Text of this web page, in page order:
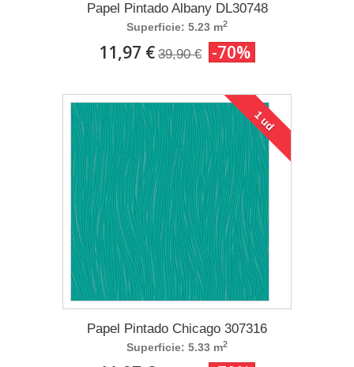
Papel Pintado Albany DL30748
Superficie: 5.23 m2
11,97 € 39,90 € -70%
1 ud
Papel Pintado Chicago 307316
Superficie: 5.33 m2